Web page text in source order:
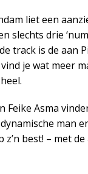
liet een
slechts drie
track is de aan
je wat meer
Feike Asma
man
z’n best! – met